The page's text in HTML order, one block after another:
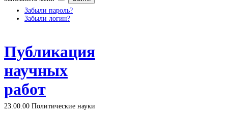
Забыли пароль?
Забыли логин?
Публикация
научных
работ
23.00.00 Политические науки